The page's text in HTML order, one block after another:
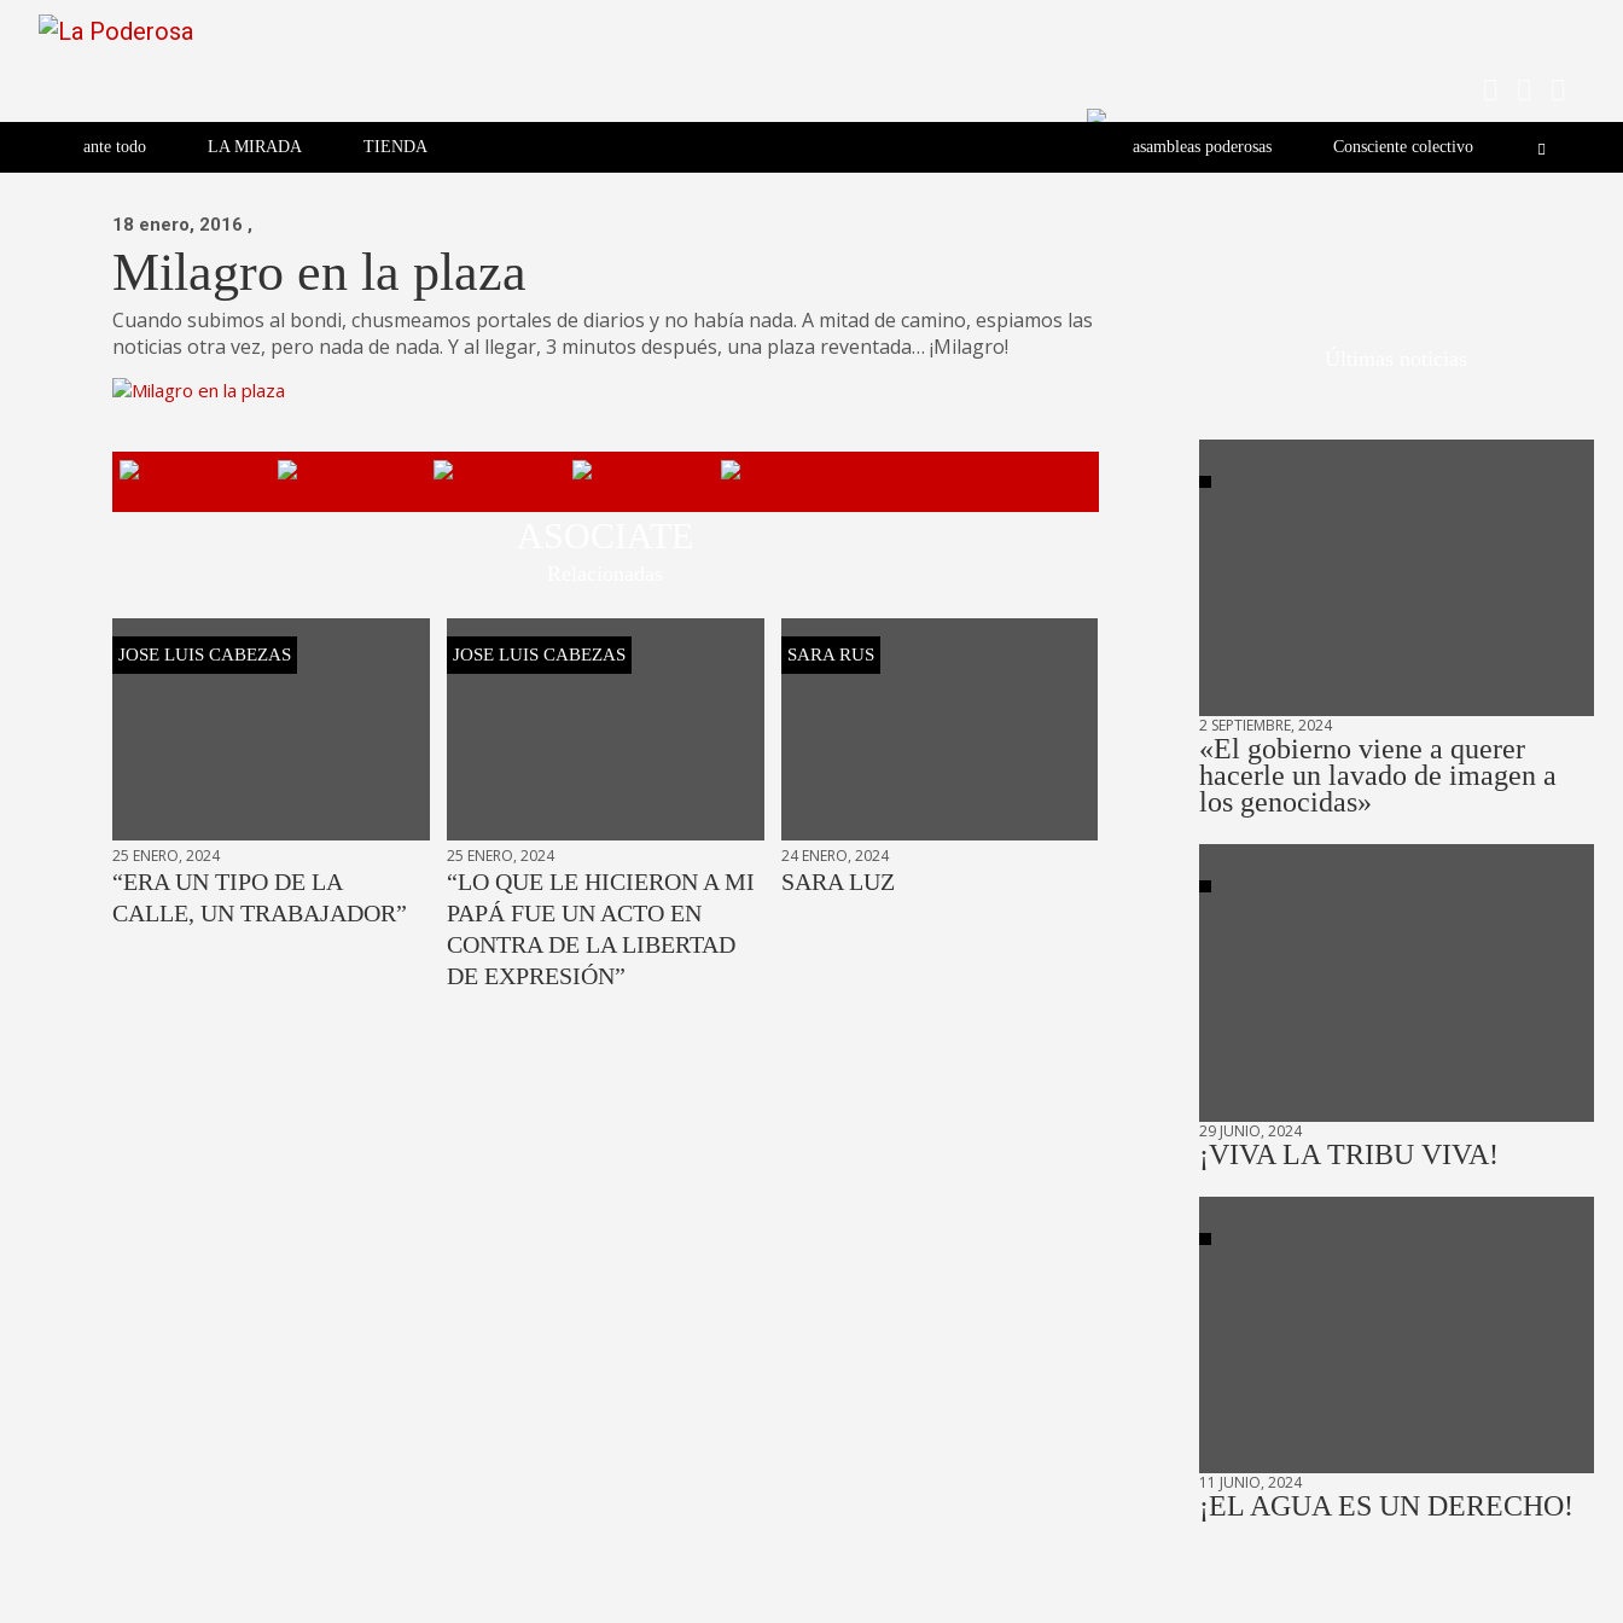
Saltar
La Poderosa
brazo literario del movimiento
La Poderosa
Revista de cultura villera, brazo literario del movimiento La Poderosa.
ante todo LA MIRADA TIENDA asambleas poderosas Consciente colectivo
18 enero, 2016 ,
Milagro en la plaza
Cuando subimos al bondi, chusmeamos portales de diarios y no había nada. A mitad de camino, espiamos las
noticias otra vez, pero nada de nada. Y al llegar, 3 minutos después, una plaza reventada… ¡Milagro!
JOSE LUIS CABEZAS
25 ENERO, 2024
“ERA UN TIPO DE LA
CALLE, UN TRABAJADOR”
JOSE LUIS CABEZAS
25 ENERO, 2024
“LO QUE LE HICIERON A MI
PAPÁ FUE UN ACTO EN
CONTRA DE LA LIBERTAD
DE EXPRESIÓN”
SARA RUS
24 ENERO, 2024
SARA LUZ
2 SEPTIEMBRE, 2024
«El gobierno viene a querer
hacerle un lavado de imagen a
los genocidas»
29 JUNIO, 2024
¡VIVA LA TRIBU VIVA!
11 JUNIO, 2024
¡EL AGUA ES UN DERECHO!